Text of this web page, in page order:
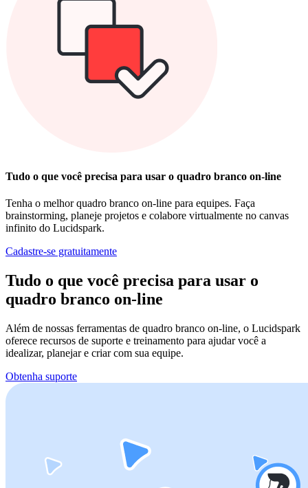
Tudo o que você precisa para usar o quadro branco on-line
Tenha o melhor quadro branco on-line para equipes. Faça
brainstorming, planeje projetos e colabore virtualmente no canvas
infinito do Lucidspark.
Cadastre-se gratuitamente
Tudo o que você precisa para usar o
quadro branco on-line
Além de nossas ferramentas de quadro branco on-line, o Lucidspark
oferece recursos de suporte e treinamento para ajudar você a
idealizar, planejar e criar com sua equipe.
Obtenha suporte